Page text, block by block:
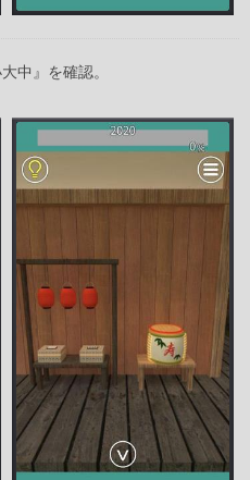
中』を確認。